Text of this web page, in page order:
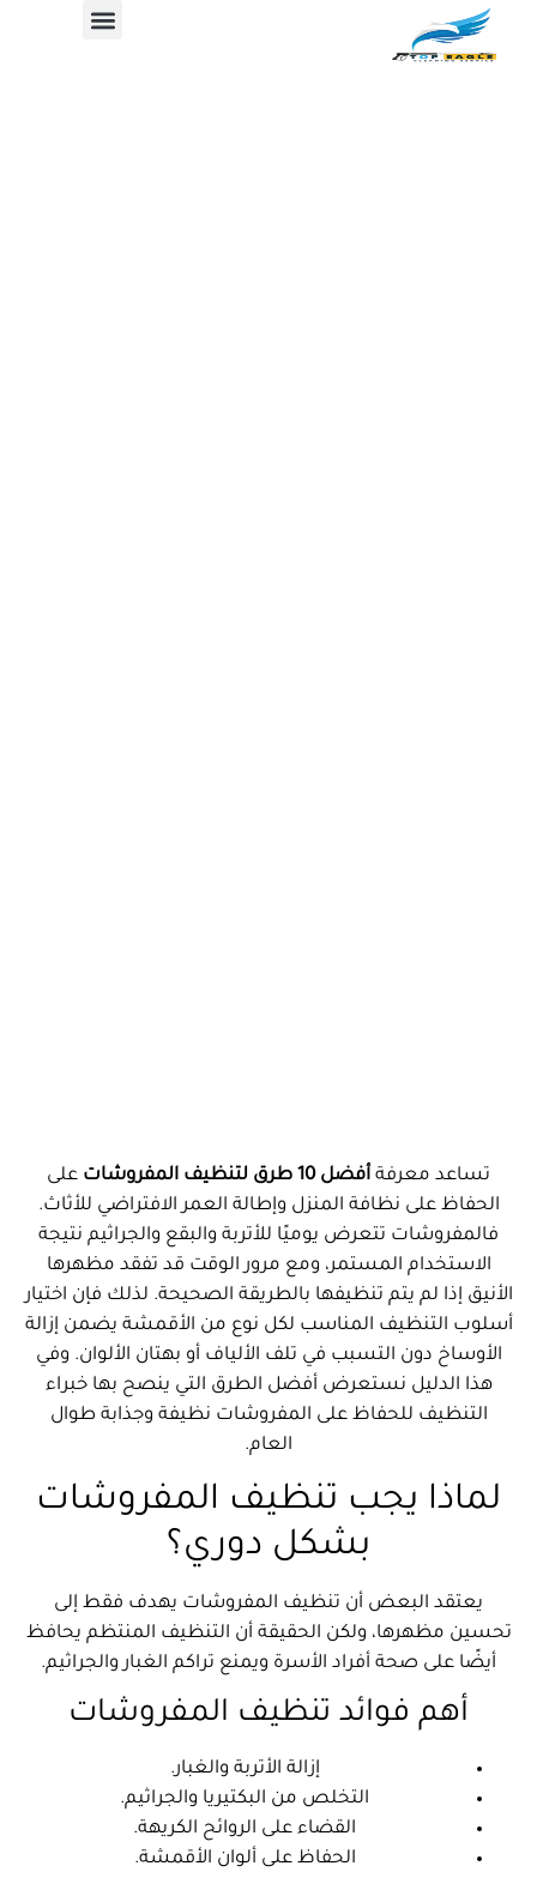
تساعد معرفة أفضل 10 طرق لتنظيف المفروشات
على
الحفاظ على نظافة المنزل وإطالة العمر الافتراضي للأثاث.
فالمفروشات تتعرض يوميًا للأتربة والبقع والجراثيم نتيجة
الاستخدام المستمر، ومع مرور الوقت قد تفقد مظهرها
الأنيق إذا لم يتم تنظيفها بالطريقة الصحيحة. لذلك فإن اختيار
أسلوب التنظيف المناسب لكل نوع من الأقمشة يضمن إزالة
الأوساخ دون التسبب في تلف الألياف أو بهتان الألوان. وفي
هذا الدليل نستعرض أفضل الطرق التي ينصح بها خبراء
التنظيف للحفاظ على المفروشات نظيفة وجذابة طوال
العام.
لماذا يجب تنظيف المفروشات
بشكل دوري؟
يعتقد البعض أن تنظيف المفروشات يهدف فقط إلى
تحسين مظهرها، ولكن الحقيقة أن التنظيف المنتظم يحافظ
أيضًا على صحة أفراد الأسرة ويمنع تراكم الغبار والجراثيم.
أهم فوائد تنظيف المفروشات
إزالة الأتربة والغبار.
التخلص من البكتيريا والجراثيم.
القضاء على الروائح الكريهة.
الحفاظ على ألوان الأقمشة.